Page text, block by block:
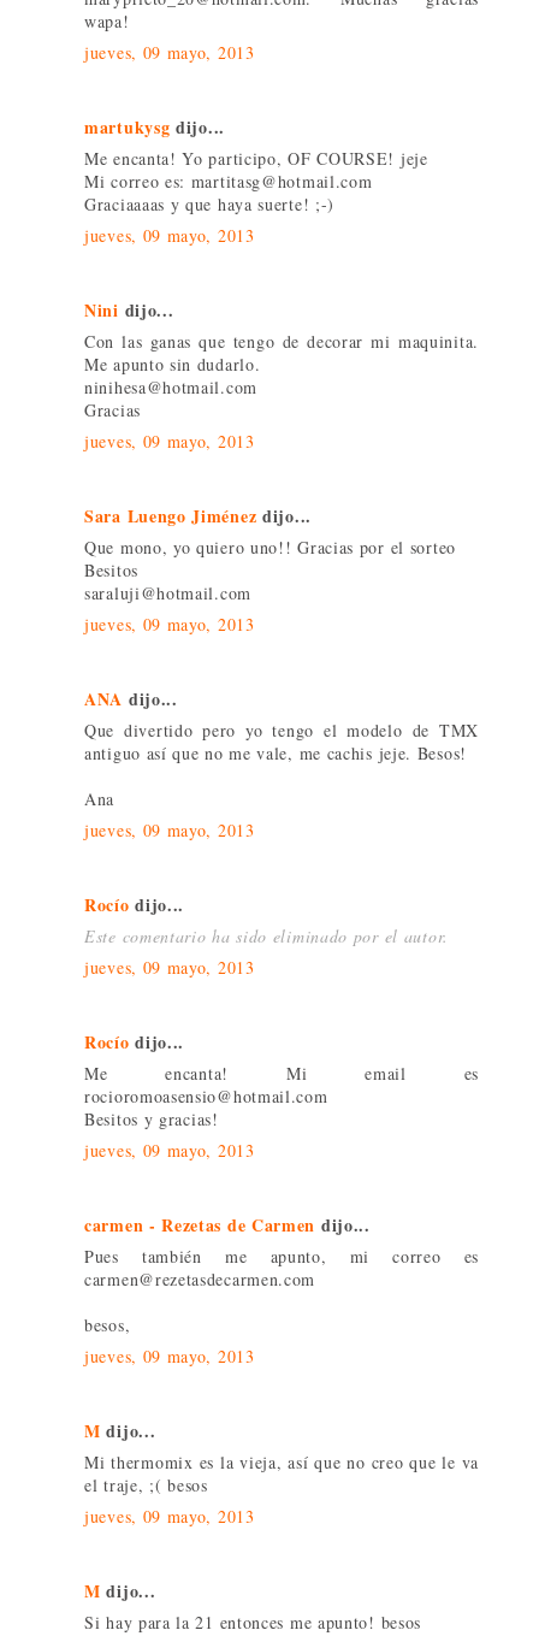
wapa!
jueves, 09 mayo, 2013
martukysg dijo...
Me encanta! Yo participo, OF COURSE! jeje
Mi correo es: martitasg@hotmail.com
Graciaaaas y que haya suerte! ;-)
jueves, 09 mayo, 2013
Nini dijo...
Con las ganas que tengo de decorar mi maquinita.
Me apunto sin dudarlo.
ninihesa@hotmail.com
Gracias
jueves, 09 mayo, 2013
Sara Luengo Jiménez dijo...
Que mono, yo quiero uno!! Gracias por el sorteo
Besitos
saraluji@hotmail.com
jueves, 09 mayo, 2013
ANA dijo...
Que divertido pero yo tengo el modelo de TMX
antiguo así que no me vale, me cachis jeje. Besos!
Ana
jueves, 09 mayo, 2013
Rocío dijo...
Este comentario ha sido eliminado por el autor.
jueves, 09 mayo, 2013
Rocío dijo...
Me encanta! Mi email es
rocioromoasensio@hotmail.com
Besitos y gracias!
jueves, 09 mayo, 2013
carmen - Rezetas de Carmen dijo...
Pues también me apunto, mi correo es
carmen@rezetasdecarmen.com
besos,
jueves, 09 mayo, 2013
M dijo...
Mi thermomix es la vieja, así que no creo que le va
el traje, ;( besos
jueves, 09 mayo, 2013
M dijo...
Si hay para la 21 entonces me apunto! besos